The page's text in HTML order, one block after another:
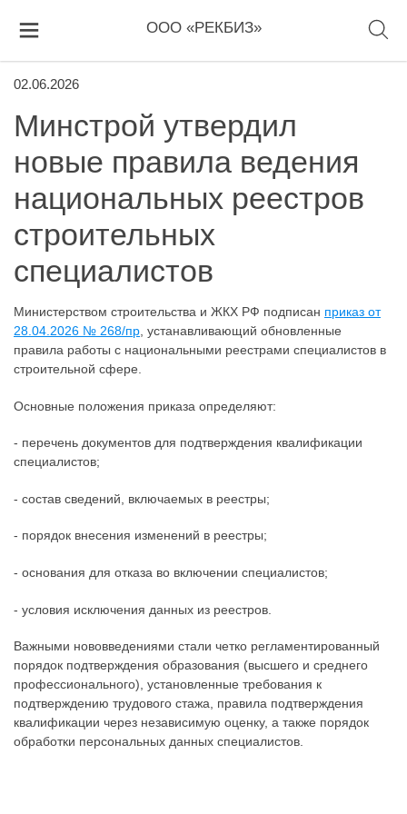
ООО «РЕКБИЗ»
02.06.2026
Минстрой утвердил
новые правила ведения
национальных реестров
строительных
специалистов
Министерством строительства и ЖКХ РФ подписан приказ от
28.04.2026 № 268/пр , устанавливающий обновленные
правила работы с национальными реестрами специалистов в
строительной сфере.
Основные положения приказа определяют:
- перечень документов для подтверждения квалификации
специалистов;
- состав сведений, включаемых в реестры;
- порядок внесения изменений в реестры;
- основания для отказа во включении специалистов;
- условия исключения данных из реестров.
Важными нововведениями стали четко регламентированный
порядок подтверждения образования (высшего и среднего
профессионального), установленные требования к
подтверждению трудового стажа, правила подтверждения
квалификации через независимую оценку, а также порядок
обработки персональных данных специалистов.